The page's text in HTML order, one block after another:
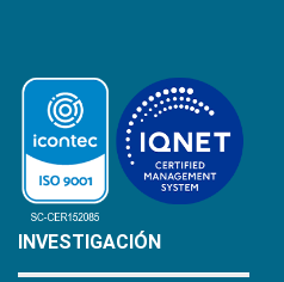
INVESTIGACIÓN